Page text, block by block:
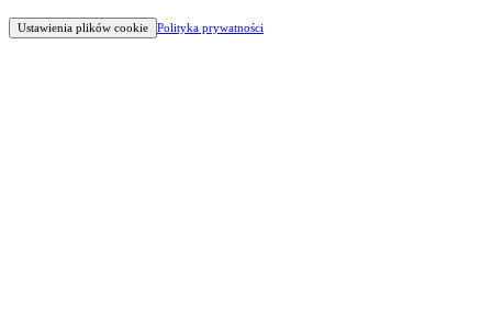
Ustawienia plików cookie Polityka prywatności